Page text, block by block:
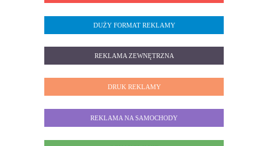
DUŻY FORMAT REKLAMY
REKLAMA ZEWNĘTRZNA
DRUK REKLAMY
REKLAMA NA SAMOCHODY